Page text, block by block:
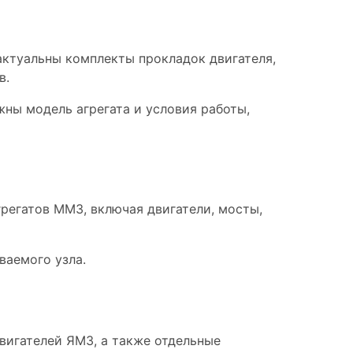
комплекты прокладок двигателя,
модель агрегата и условия работы,
ММЗ, включая двигатели, мосты,
узла.
ЯМЗ, а также отдельные